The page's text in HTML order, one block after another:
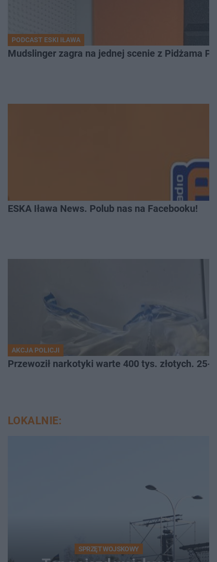
PODCAST ESKI IŁAWA
Mudslinger zagra na jednej scenie z Pidżama
ESKA Iława News. Polub nas na Facebooku!
AKCJA POLICJI
Przewoził narkotyki warte 400 tys. złotych.
LOKALNIE:
SPRZĘT WOJSKOWY